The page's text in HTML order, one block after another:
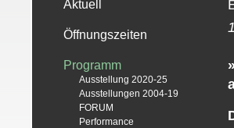
Aktuell
Öffnungszeiten
Programm
Ausstellung 2020-25
Ausstellungen 2004-19
FORUM
Performance